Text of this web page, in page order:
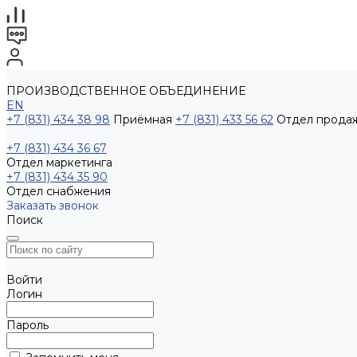
ПРОИЗВОДСТВЕННОЕ ОБЪЕДИНЕНИЕ
EN
+7 (831) 434 38 98 Приёмная +7 (831) 433 56 62 Отдел
+7 (831) 434 36 67
Отдел маркетинга
+7 (831) 434 35 90
Отдел снабжения
Заказать звонок
Поиск
Войти
Логин
Пароль